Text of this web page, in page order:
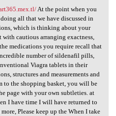
At
At the point when you
doing all that we have discussed in
which is thinking about your
cautious arranging exactness,
medications you require recall that
number of sildenafil pills,
Viagra tablets in their
structures and measurements and
to the shopping basket, you will be
page with your own subtleties. at
I have time I will have returned to
Please keep up the When I take